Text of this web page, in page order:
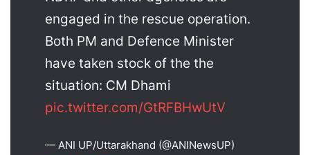
engaged in the rescue operation.
Both PM and Defence Minister
have taken stock of the the
situation: CM Dhami
pic.twitter.com/GtRFBHwUtV
— ANI UP/Uttarakhand (@ANINewsUP)